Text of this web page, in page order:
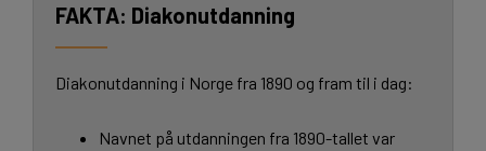
Diakonutdanning
Diakonutdanning i Norge fra 1890 og fram til i dag:
Navnet på utdanningen fra 1890-tallet var